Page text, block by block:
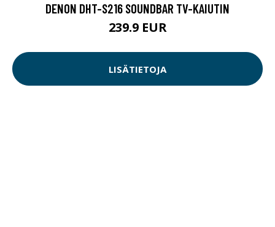
DENON DHT-S216 SOUNDBAR TV-KAIUTIN
239.9 EUR
LISÄTIETOJA